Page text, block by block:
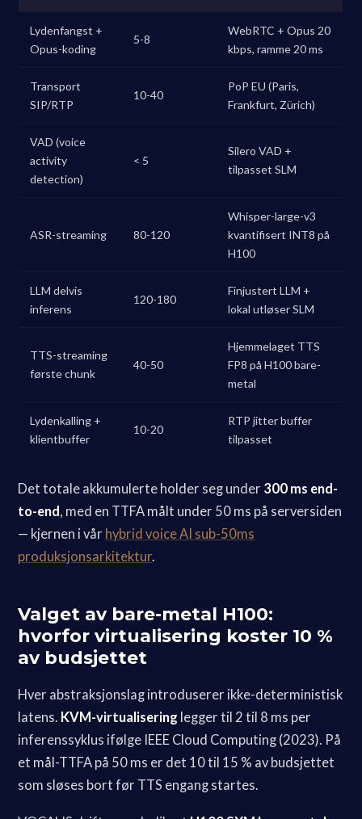
Lydenfangst +
Opus-koding
5-8
WebRTC + Opus 20
kbps, ramme 20 ms
Transport
SIP/RTP
10-40
PoP EU (Paris,
Frankfurt, Zürich)
VAD (voice
activity
detection)
< 5
Silero VAD +
tilpasset SLM
ASR-streaming 80-120
Whisper-large-v3
kvantifisert INT8 på
H100
LLM delvis
inferens
120-180
Finjustert LLM +
lokal utløser SLM
TTS-streaming
første chunk
40-50
Hjemmelaget TTS
FP8 på H100 bare-
metal
Lydenkalling +
klientbuffer
10-20
RTP jitter buffer
tilpasset
Det totale akkumulerte holder seg under 300 ms end-
to-end, med en TTFA målt under 50 ms på serversiden
— kjernen i vår hybrid voice AI sub-50ms
produksjonsarkitektur.
Valget av bare-metal H100:
hvorfor virtualisering koster 10 %
av budsjettet
Hver abstraksjonslag introduserer ikke-deterministisk
latens. KVM-virtualisering legger til 2 til 8 ms per
inferenssyklus ifølge IEEE Cloud Computing (2023). På
et mål-TTFA på 50 ms er det 10 til 15 % av budsjettet
som sløses bort før TTS engang startes.